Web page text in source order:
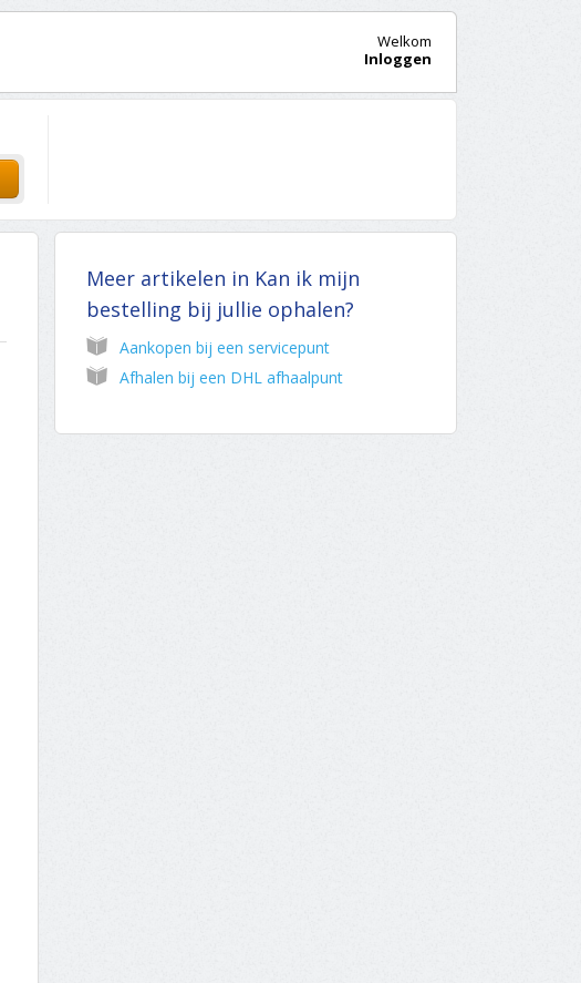
Welkom
Inloggen
Meer artikelen in Kan ik mijn
bestelling bij jullie ophalen?
Aankopen bij een servicepunt
Afhalen bij een DHL afhaalpunt